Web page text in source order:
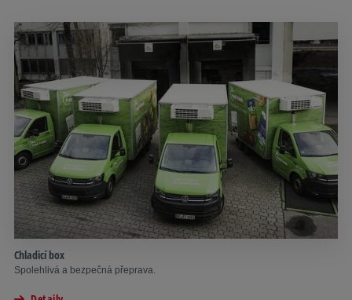
Chladicí box
Spolehlivá a bezpečná přeprava.